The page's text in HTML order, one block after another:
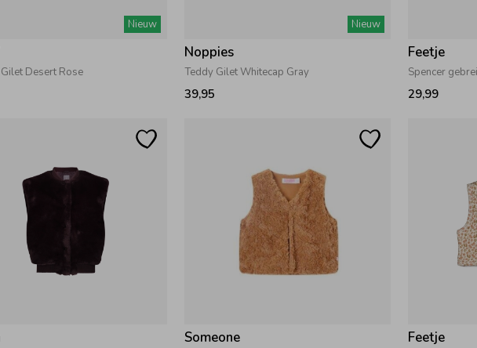
Nieuw
Desert Rose
Nieuw
Noppies
Teddy Gilet Whitecap Gray
39,95
Feetje
Spencer
29,99
Someone Feetje